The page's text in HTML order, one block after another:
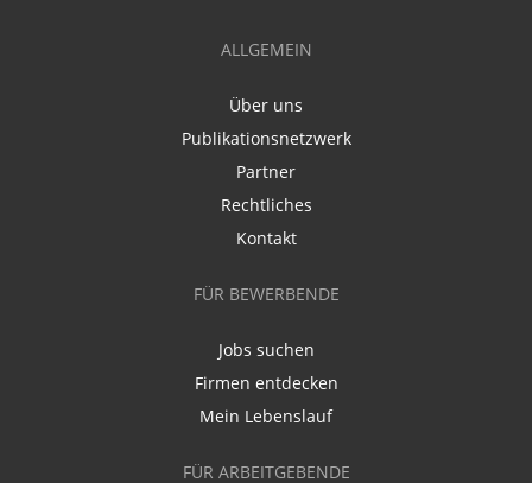
ALLGEMEIN
Über uns
Publikationsnetzwerk
Partner
Rechtliches
Kontakt
FÜR BEWERBENDE
Jobs suchen
Firmen entdecken
Mein Lebenslauf
FÜR ARBEITGEBENDE